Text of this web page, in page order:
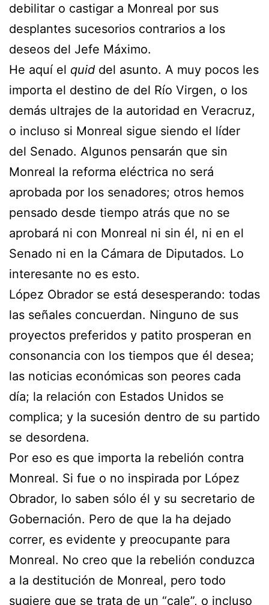
debilitar o castigar a Monreal por sus
desplantes sucesorios contrarios a los
deseos del Jefe Máximo.
He aquí el quid del asunto. A muy pocos les
importa el destino de del Río Virgen, o los
demás ultrajes de la autoridad en Veracruz,
o incluso si Monreal sigue siendo el líder
del Senado. Algunos pensarán que sin
Monreal la reforma eléctrica no será
aprobada por los senadores; otros hemos
pensado desde tiempo atrás que no se
aprobará ni con Monreal ni sin él, ni en el
Senado ni en la Cámara de Diputados. Lo
interesante no es esto.
López Obrador se está desesperando: todas
las señales concuerdan. Ninguno de sus
proyectos preferidos y patito prosperan en
consonancia con los tiempos que él desea;
las noticias económicas son peores cada
día; la relación con Estados Unidos se
complica; y la sucesión dentro de su partido
se desordena.
Por eso es que importa la rebelión contra
Monreal. Si fue o no inspirada por López
Obrador, lo saben sólo él y su secretario de
Gobernación. Pero de que la ha dejado
correr, es evidente y preocupante para
Monreal. No creo que la rebelión conduzca
a la destitución de Monreal, pero todo
sugiere que se trata de un “cale”, o incluso